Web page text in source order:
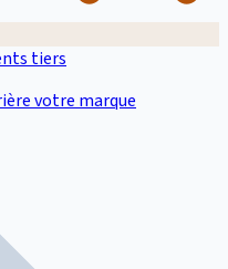
tiers
votre marque